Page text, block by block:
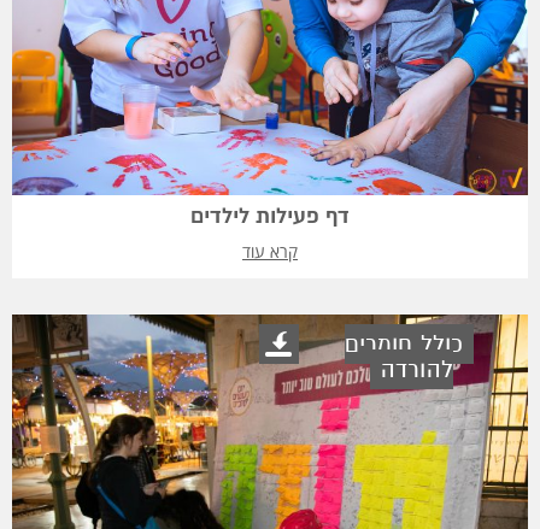
דף פעילות לילדים
קרא עוד
כולל חומרים
להורדה